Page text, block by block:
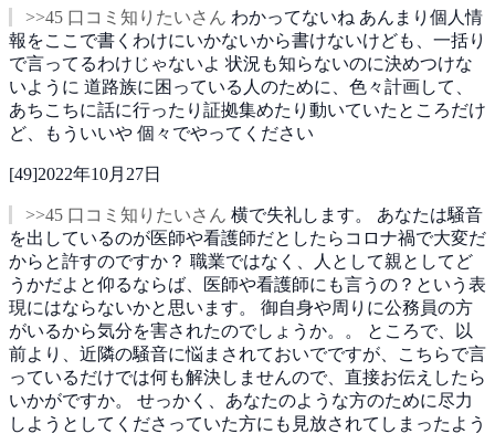
>>45 口コミ知りたいさん わかってないね あんまり個人情
報をここで書くわけにいかないから書けないけども、一括り
で言ってるわけじゃないよ 状況も知らないのに決めつけな
いように 道路族に困っている人のために、色々計画して、
あちこちに話に行ったり証拠集めたり動いていたところだけ
ど、もういいや 個々でやってください
[49]2022年10月27日
>>45 口コミ知りたいさん 横で失礼します。 あなたは騒音
を出しているのが医師や看護師だとしたらコロナ禍で大変だ
からと許すのですか？ 職業ではなく、人として親としてど
うかだよと仰るならば、医師や看護師にも言うの？という表
現にはならないかと思います。 御自身や周りに公務員の方
がいるから気分を害されたのでしょうか。。
ところで、以
前より、近隣の騒音に悩まされておいでですが、こちらで言
っているだけでは何も解決しませんので、直接お伝えしたら
いかがですか。 せっかく、あなたのような方のために尽力
しようとしてくださっていた方にも見放されてしまったよう